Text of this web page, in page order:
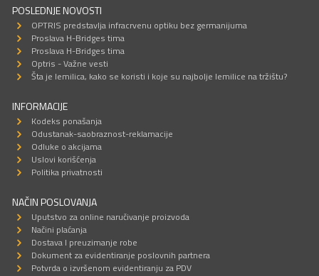
POSLEDNJE NOVOSTI
OPTRIS predstavlja infracrvenu optiku bez germanijuma
Proslava H-Bridges tima
Proslava H-Bridges tima
Optris - Važne vesti
Šta je lemilica, kako se koristi i koje su najbolje lemilice na tržištu?
INFORMACIJE
Kodeks ponašanja
Odustanak-saobraznost-reklamacije
Odluke o akcijama
Uslovi korišćenja
Politika privatnosti
NAČIN POSLOVANJA
Uputstvo za online naručivanje proizvoda
Načini plaćanja
Dostava I preuzimanje robe
Dokument za evidentiranje poslovnih partnera
Potvrda o izvršenom evidentiranju za PDV